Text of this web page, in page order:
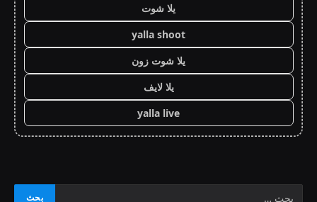
يلا شوت
yalla shoot
يلا شوت زون
يلا لايف
yalla live